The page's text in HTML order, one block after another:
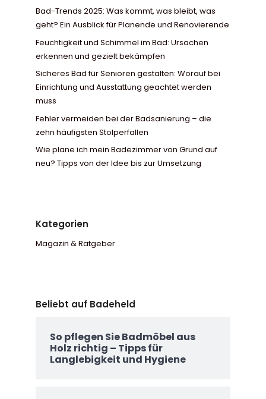
Bad-Trends 2025: Was kommt, was bleibt, was
geht? Ein Ausblick für Planende und Renovierende
Feuchtigkeit und Schimmel im Bad: Ursachen
erkennen und gezielt bekämpfen
Sicheres Bad für Senioren gestalten: Worauf bei
Einrichtung und Ausstattung geachtet werden
muss
Fehler vermeiden bei der Badsanierung – die
zehn häufigsten Stolperfallen
Wie plane ich mein Badezimmer von Grund auf
neu? Tipps von der Idee bis zur Umsetzung
Kategorien
Magazin & Ratgeber
Beliebt auf Badeheld
So pflegen Sie Badmöbel aus
Holz richtig – Tipps für
Langlebigkeit und Hygiene